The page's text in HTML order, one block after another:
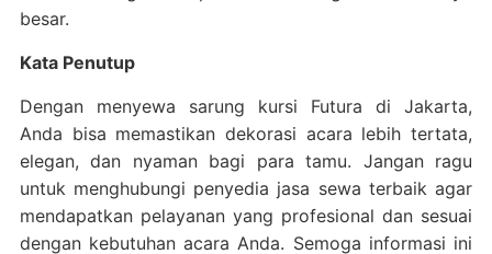
besar.
Kata Penutup
Dengan menyewa sarung kursi Futura di Jakarta,
Anda bisa memastikan dekorasi acara lebih tertata,
elegan, dan nyaman bagi para tamu. Jangan ragu
untuk menghubungi penyedia jasa sewa terbaik agar
mendapatkan pelayanan yang profesional dan sesuai
dengan kebutuhan acara Anda. Semoga informasi ini